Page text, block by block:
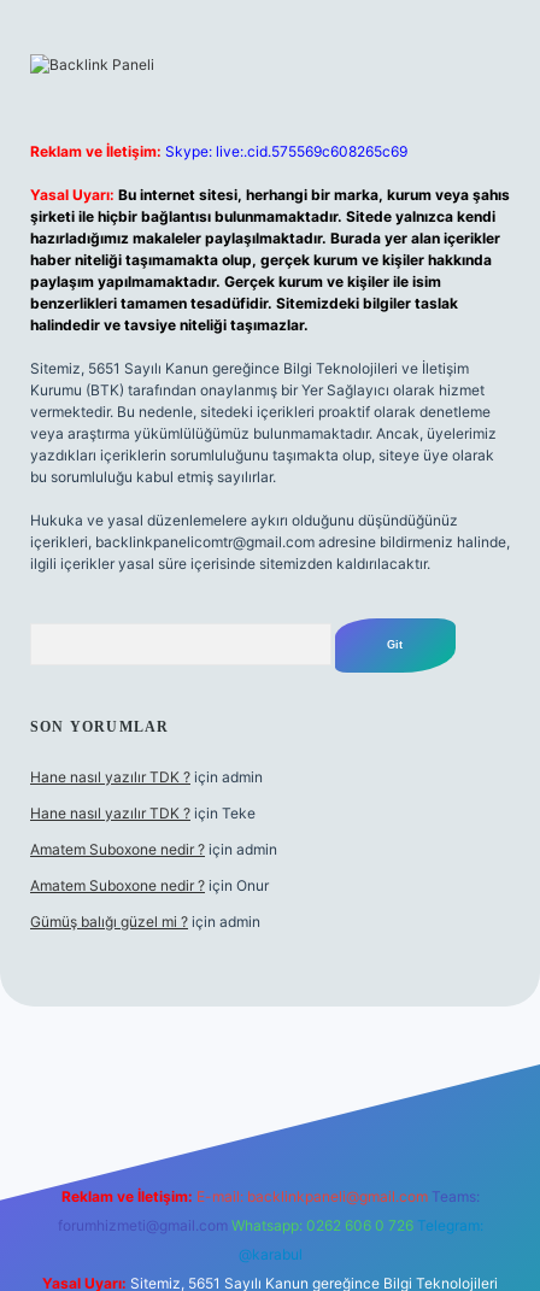
Reklam ve İletişim: Skype: live:.cid.575569c608265c69
Yasal Uyarı: Bu internet sitesi, herhangi bir marka, kurum veya şahıs
şirketi ile hiçbir bağlantısı bulunmamaktadır. Sitede yalnızca kendi
hazırladığımız makaleler paylaşılmaktadır. Burada yer alan içerikler
haber niteliği taşımamakta olup, gerçek kurum ve kişiler hakkında
paylaşım yapılmamaktadır. Gerçek kurum ve kişiler ile isim
benzerlikleri tamamen tesadüfidir. Sitemizdeki bilgiler taslak
halindedir ve tavsiye niteliği taşımazlar.
Sitemiz, 5651 Sayılı Kanun gereğince Bilgi Teknolojileri ve İletişim
Kurumu (BTK) tarafından onaylanmış bir Yer Sağlayıcı olarak hizmet
vermektedir. Bu nedenle, sitedeki içerikleri proaktif olarak denetleme
veya araştırma yükümlülüğümüz bulunmamaktadır. Ancak, üyelerimiz
yazdıkları içeriklerin sorumluluğunu taşımakta olup, siteye üye olarak
bu sorumluluğu kabul etmiş sayılırlar.
Hukuka ve yasal düzenlemelere aykırı olduğunu düşündüğünüz
içerikleri, backlinkpanelicomtr@gmail.com adresine bildirmeniz halinde,
ilgili içerikler yasal süre içerisinde sitemizden kaldırılacaktır.
SON YORUMLAR
Hane nasıl yazılır TDK ? için admin
Hane nasıl yazılır TDK ? için Teke
Amatem Suboxone nedir ? için admin
Amatem Suboxone nedir ? için Onur
Gümüş balığı güzel mi ? için admin
Reklam ve İletişim: E-mail: backlinkpaneli@gmail.com Teams:
forumhizmeti@gmail.com Whatsapp: 0262 606 0 726 Telegram:
@karabul
Yasal Uyarı: Sitemiz, 5651 Sayılı Kanun gereğince Bilgi Teknolojileri